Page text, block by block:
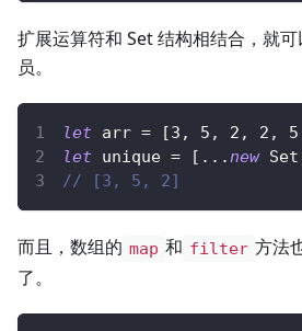
扩展运算符和 Set 结构相结合，就
员。
let arr = [3 , 5 , 2 , 2 , 5
let unique = [ ...new Set
// [3, 5, 2]
而且，数组的 map 和 filter 方法
了。